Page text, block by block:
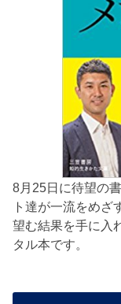
8月25日に待望の
ト達が一流をめざ
望む結果を手に入
タル本です。